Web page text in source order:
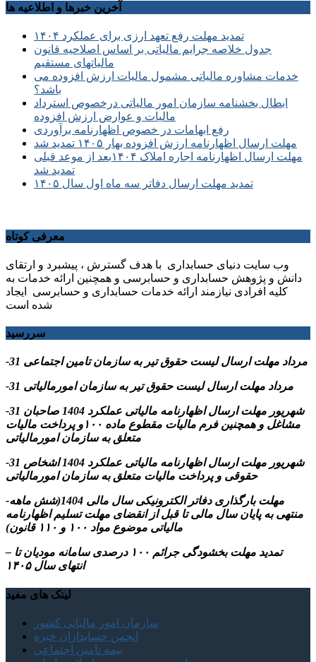
آخرین خبرها و اطلاعیه ها
تمدید مهلت رفع تعهد ارزی برای عملکرد ۱۴۰۴
جدول خلاصه جرایم مالیاتی بر اساس اصلاحیه قانون
مالیاتهای مستقیم
خدمات مشاوره مالیاتی مشمول مالیات ارزش افزوده می
باشد؟
ابطال بخشنامه سازمان امور مالیاتی درخصوص استرداد
مالیات و عوارض ارزش افزوده
رفع ابهامات در خصوص اظهارنامه برآوردی
مهلت ارسال اظهارنامه ارزش افزوده بهار ۱۴۰۵ تمدید شد
مهلت ارسال اظهارنامه اجاره املاک ۱۴۰۴بعد از موعد قبلی
تمدید شد
تمدید مهلت ارسال دفاتر سه ماه اول سال ۱۴۰۵
معرفی کوتاه
وب سایت دنیای حسابداری با هدف گسترش ، پیشبرد و ارتقای
دانش و پژوهش حسابداری و حسابرسی و همچنین ارائه خدمات به
کلیه افرادی نیازمند ارائه خدمات حسابداری و حسابرسی ایجاد
شده است
سررسید
-31 مرداد مهلت ارسال ليست حقوق تیر به سازمان تامین اجتماعی
-31 مرداد مهلت ارسال ليست حقوق تیر به سازمان امورمالیاتی
-31 شهریور مهلت ارسال اظهارنامه مالیاتی عملکرد 1404 صاحبان
مشاغل و همچنین فرم مالیات مقطوع ماده ۱۰۰و پرداخت مالیات
متعلق به سازمان امورمالیاتی
-31 شهریور مهلت ارسال اظهارنامه مالیاتی عملکرد 1404 اشخاص
حقوقی و پرداخت مالیات متعلق به سازمان امورمالیاتی
-مهلت بارگذاری دفاتر الکترونیکی سال مالی 1404(شش ماهه
منتهی به پایان سال مالی تا قبل از انقضای مهلت تسلیم اظهارنامه
مالیاتی موضوع مواد ۱۰۰ و ۱۱۰ قانون)
– تمدید مهلت بخشودگی جرائم ۱۰۰ درصدی سامانه مودیان تا
انتهای سال ۱۴۰۵
لینک های مفید
سازمان امور مالیاتی کشور
انجمن حسابداران خبره
بیمه تامین اجتماعی